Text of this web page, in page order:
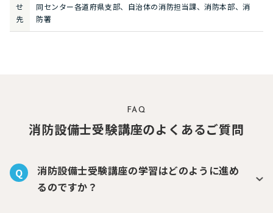
せ
先
同センター各道府県支部、自治体の消防担当課、消防本部、消
防署
FAQ
消防設備士受験講座のよくあるご質問
Q
消防設備士受験講座の学習はどのように進め
るのですか？